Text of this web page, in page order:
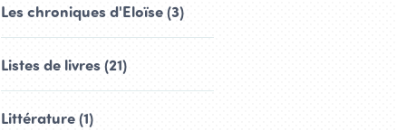
Les chroniques d'Eloïse (3)
Listes de livres (21)
Littérature (1)